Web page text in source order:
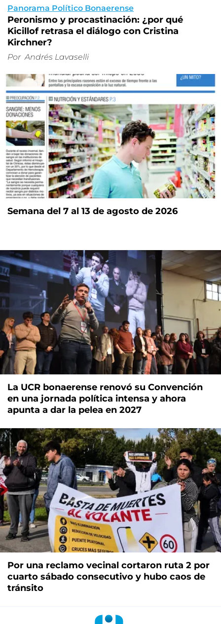
Panorama Político Bonaerense
Peronismo y procastinación: ¿por qué
Kicillof retrasa el diálogo con Cristina
Kirchner?
Por Andrés Lavaselli
Semana del 7 al 13 de agosto de 2026
La UCR bonaerense renovó su Convención
en una jornada política intensa y ahora
apunta a dar la pelea en 2027
Por una reclamo vecinal cortaron ruta 2 por
cuarto sábado consecutivo y hubo caos de
tránsito